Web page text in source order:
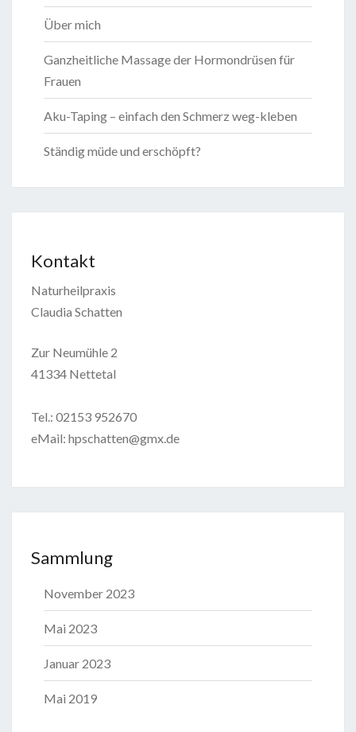
Über mich
Ganzheitliche Massage der Hormondrüsen für
Frauen
Aku-Taping – einfach den Schmerz weg-kleben
Ständig müde und erschöpft?
Kontakt
Naturheilpraxis
Claudia Schatten
Zur Neumühle 2
41334 Nettetal
Tel.: 02153 952670
eMail: hpschatten@gmx.de
Sammlung
November 2023
Mai 2023
Januar 2023
Mai 2019